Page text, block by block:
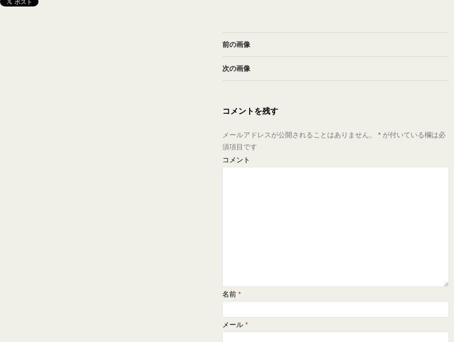
前の画像
次の画像
コメントを残す
メールアドレスが公開されることはありません。 * が付いている欄は必
須項目です
コメント
名前 *
メール *